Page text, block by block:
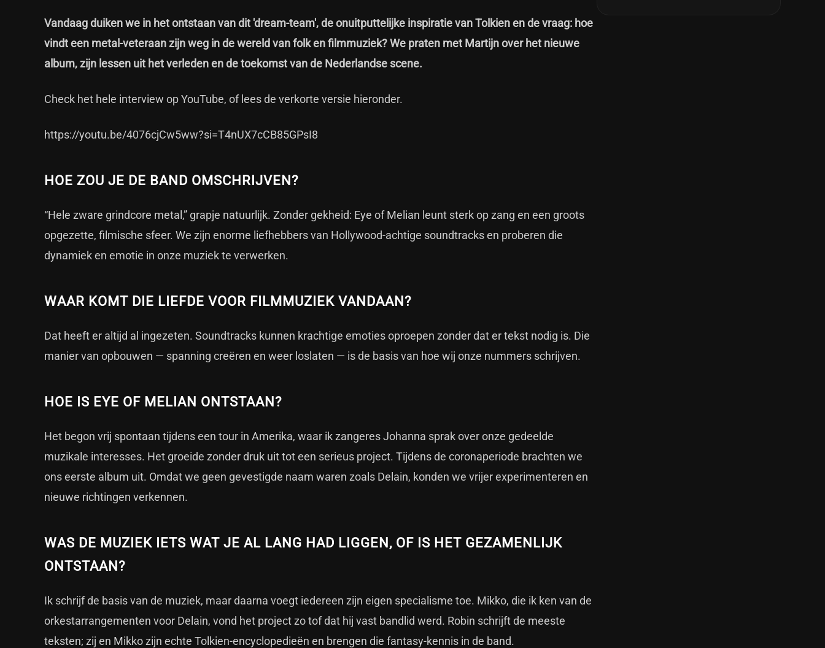
Vandaag duiken we in het ontstaan van dit 'dream-team', de onuitputtelijke inspiratie van Tolkien en de vraag: hoe
vindt een metal-veteraan zijn weg in de wereld van folk en filmmuziek? We praten met Martijn over het nieuwe
album, zijn lessen uit het verleden en de toekomst van de Nederlandse scene.
Check het hele interview op YouTube, of lees de verkorte versie hieronder.
https://youtu.be/4076cjCw5ww?si=T4nUX7cCB85GPsI8
HOE ZOU JE DE BAND OMSCHRIJVEN?
“Hele zware grindcore metal,” grapje natuurlijk. Zonder gekheid: Eye of Melian leunt sterk op zang en een groots
opgezette, filmische sfeer. We zijn enorme liefhebbers van Hollywood-achtige soundtracks en proberen die
dynamiek en emotie in onze muziek te verwerken.
WAAR KOMT DIE LIEFDE VOOR FILMMUZIEK VANDAAN?
Dat heeft er altijd al ingezeten. Soundtracks kunnen krachtige emoties oproepen zonder dat er tekst nodig is. Die
manier van opbouwen — spanning creëren en weer loslaten — is de basis van hoe wij onze nummers schrijven.
HOE IS EYE OF MELIAN ONTSTAAN?
Het begon vrij spontaan tijdens een tour in Amerika, waar ik zangeres Johanna sprak over onze gedeelde
muzikale interesses. Het groeide zonder druk uit tot een serieus project. Tijdens de coronaperiode brachten we
ons eerste album uit. Omdat we geen gevestigde naam waren zoals Delain, konden we vrijer experimenteren en
nieuwe richtingen verkennen.
WAS DE MUZIEK IETS WAT JE AL LANG HAD LIGGEN, OF IS HET GEZAMENLIJK
ONTSTAAN?
Ik schrijf de basis van de muziek, maar daarna voegt iedereen zijn eigen specialisme toe. Mikko, die ik ken van de
orkestarrangementen voor Delain, vond het project zo tof dat hij vast bandlid werd. Robin schrijft de meeste
teksten; zij en Mikko zijn echte Tolkien-encyclopedieën en brengen die fantasy-kennis in de band.